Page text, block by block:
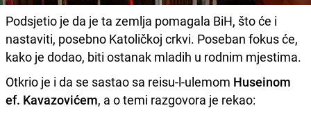
Podsjetio je da je ta zemlja pomagala BiH, što će i
nastaviti, posebno Katoličkoj crkvi. Poseban fokus će,
kako je dodao, biti ostanak mladih u rodnim mjestima.
Otkrio je i da se sastao sa reisu-l-ulemom Huseinom
ef. Kavazovićem, a o temi razgovora je rekao: